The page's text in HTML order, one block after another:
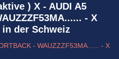
) X - AUDI A5
- X
in der Schweiz
- WAUZZZF53MA...... - X